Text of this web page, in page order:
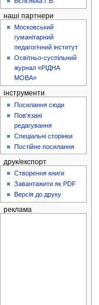
наші партнери
Московський
гуманітарний
педагогічний інститут
Освітньо-суспільний
журнал «РІДНА
МОВА»
інструменти
Посилання сюди
Пов'язані
редагування
Спеціальні сторінки
Постійне посилання
друк/експорт
Створення книги
Завантажити як PDF
Версія до друку
реклама